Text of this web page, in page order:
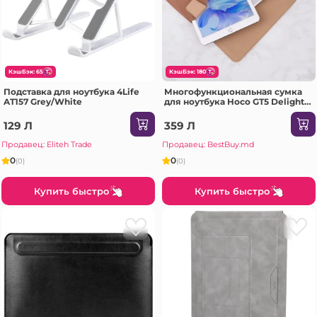
КэшБэк: 65
Подставка для ноутбука 4Life
AT157 Grey/White
129 Л
Продавец: Eliteh Trade
0(0)
Купить быстро
КэшБэк: 180
Многофункциональная сумка
для ноутбука Hoco GT5 Delight
дюймов), коричневая.
359 Л
Продавец: BestBuy.md
0(0)
Купить быстро